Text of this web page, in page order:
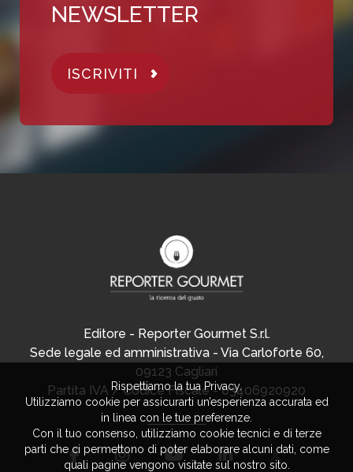
NEWSLETTER
ISCRIVITI
Editore - Reporter Gourmet S.r.l.
Sede legale ed amministrativa - Via Carloforte 60,
09123 Cagliari
Partita IVA / Codice Fiscale - 03406920920
Rispettiamo la tua Privacy.
Utilizziamo cookie per assicurarti un’esperienza accurata ed
in linea con le tue preferenze.
Con il tuo consenso, utilizziamo cookie tecnici e di terze
parti che ci permettono di poter elaborare alcuni dati, come
quali pagine vengono visitate sul nostro sito.